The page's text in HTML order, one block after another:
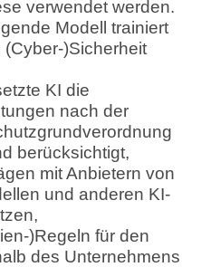
verwendet werden.
Modell trainiert
(Cyber-)Sicherheit
KI die
nach der
berücksichtigt,
mit Anbietern von
und anderen KI-
)Regeln für den
des Unternehmens